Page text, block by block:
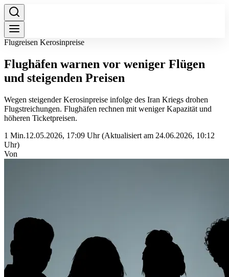
Flugreisen Kerosinpreise
Flughäfen warnen vor weniger Flügen
und steigenden Preisen
Wegen steigender Kerosinpreise infolge des Iran Kriegs drohen
Flugstreichungen. Flughäfen rechnen mit weniger Kapazität und
höheren Ticketpreisen.
1 Min.12.05.2026, 17:09 Uhr(Aktualisiert am 24.06.2026, 10:12
Uhr)
Von